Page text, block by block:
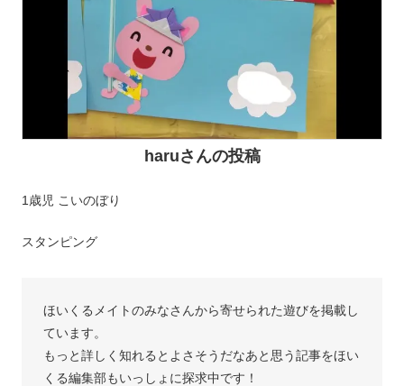
haruさんの投稿
1歳児 こいのぼり
スタンピング
ほいくるメイトのみなさんから寄せられた遊びを掲載し
ています。
もっと詳しく知れるとよさそうだなあと思う記事をほい
くる編集部もいっしょに探求中です！